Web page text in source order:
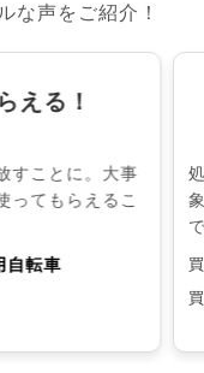
な声をご紹介！
える！
すことに。大事
ってもらえるこ
自転車